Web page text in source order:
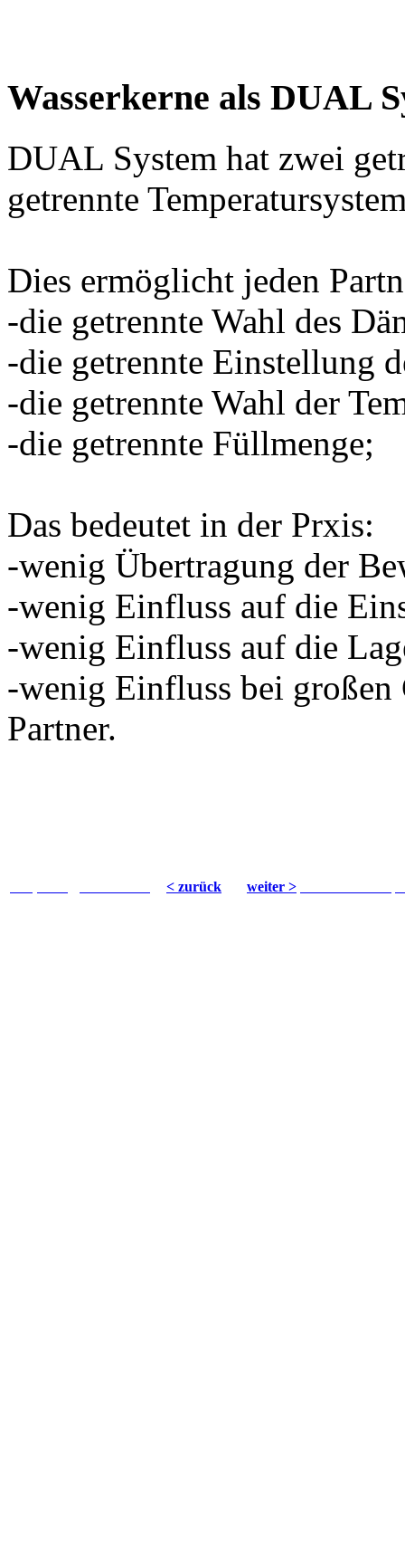
Wasserkerne als DUAL
DUAL System hat zwei
getrennte
Dies ermöglicht jeden
-die getrennte Wahl des
-die getrennte Einstellung
-die getrennte Wahl der
-die getrennte Füllmenge;
Das bedeutet in der Prxis:
-wenig Übertragung der
-wenig Einfluss auf die
-wenig Einfluss auf die
-wenig Einfluss bei großen
Partner.
< zurück weiter >